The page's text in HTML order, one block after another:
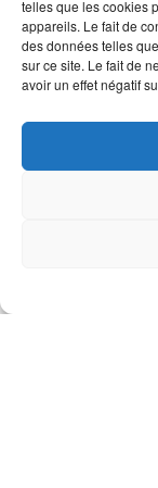
telles que les cookies
appareils. Le fait de
des données telles
sur ce site. Le fait de
avoir un effet négatif
M series sheave